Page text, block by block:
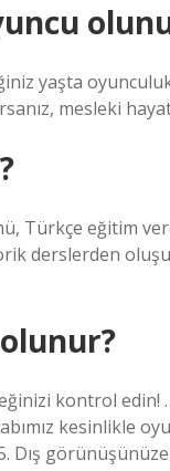
yaşta
mesleki
Türkçe eğitim
derslerden
kontrol
kesinlikle
Dış